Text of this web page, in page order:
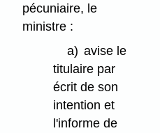
pécuniaire, le
ministre :
a) avise le
titulaire par
écrit de son
intention et
l'informe de